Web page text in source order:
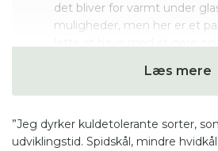
det bliver for varmt under
muligheder, men her er et
Hjertesalat ’Winter Gem’,
overvintring af små planter i
Læs mere
”Jeg dyrker kuldetolerante sorter,
udviklingstid. Spidskål, mindre